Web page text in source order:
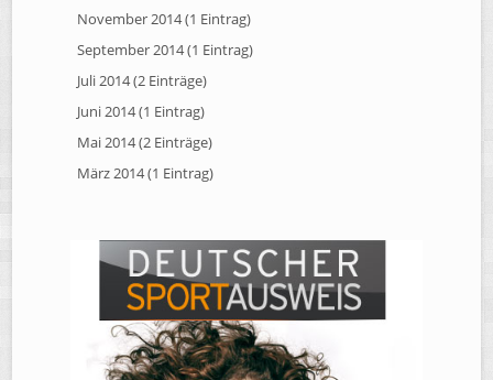
November 2014 (1 Eintrag)
September 2014 (1 Eintrag)
Juli 2014 (2 Einträge)
Juni 2014 (1 Eintrag)
Mai 2014 (2 Einträge)
März 2014 (1 Eintrag)